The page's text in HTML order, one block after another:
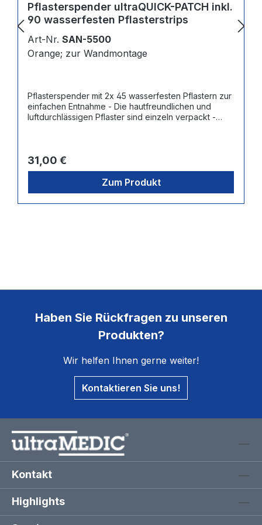
Pflasterspender ultraQUICK-PATCH inkl.
90 wasserfesten Pflasterstrips
Art-Nr. SAN-5500
Orange; zur Wandmontage
Pflasterspender mit 2x 45 wasserfesten Pflastern zur
einfachen Entnahme - Die hautfreundlichen und
luftdurchlässigen Pflaster sind einzeln verpackt -
5512) Blau + Detektierbar (Artnr. SAN-5513)
Regulärer Preis:
31,00 €
Zum Produkt
Haben Sie Rückfragen zu unseren
Produkten?
Wir helfen Ihnen gerne weiter!
Kontaktieren Sie uns!
Kontakt
Highlights